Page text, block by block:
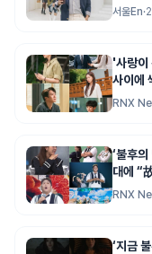
서울En·
'사랑이
사이에
RNX
‘불후
대에 “
RNX
‘지금